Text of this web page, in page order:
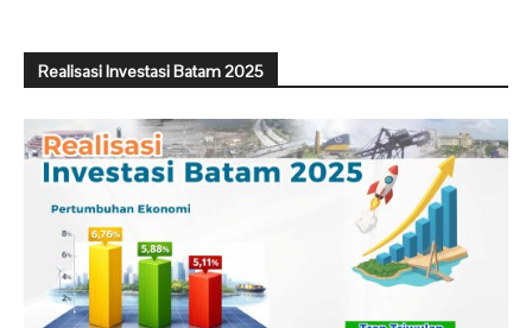
Realisasi Investasi Batam 2025